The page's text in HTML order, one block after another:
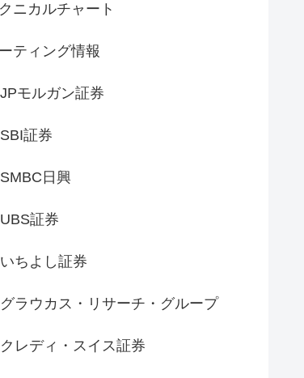
ニカルチャート
ティング情報
JPモルガン証券
SBI証券
SMBC日興
UBS証券
いちよし証券
グラウカス・リサーチ・グループ
クレディ・スイス証券